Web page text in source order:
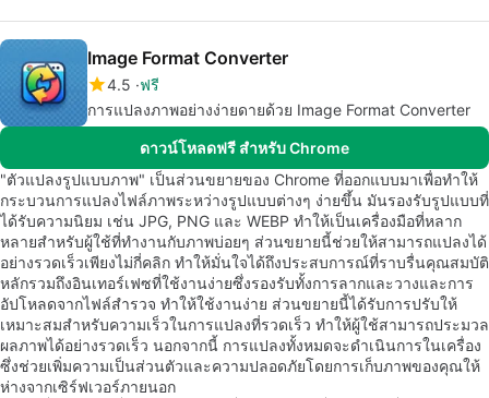
Image Format Converter
4.5 ฟรี
การแปลงภาพอย่างง่ายดายด้วย Image Format Converter
ดาวน์โหลดฟรี สำหรับ Chrome
"ตัวแปลงรูปแบบภาพ" เป็นส่วนขยายของ Chrome ที่ออกแบบมาเพื่อทำให้
กระบวนการแปลงไฟล์ภาพระหว่างรูปแบบต่างๆ ง่ายขึ้น มันรองรับรูปแบบที่
ได้รับความนิยม เช่น JPG, PNG และ WEBP ทำให้เป็นเครื่องมือที่หลาก
หลายสำหรับผู้ใช้ที่ทำงานกับภาพบ่อยๆ ส่วนขยายนี้ช่วยให้สามารถแปลงได้
อย่างรวดเร็วเพียงไม่กี่คลิก ทำให้มั่นใจได้ถึงประสบการณ์ที่ราบรื่นคุณสมบัติ
หลักรวมถึงอินเทอร์เฟซที่ใช้งานง่ายซึ่งรองรับทั้งการลากและวางและการ
อัปโหลดจากไฟล์สำรวจ ทำให้ใช้งานง่าย ส่วนขยายนี้ได้รับการปรับให้
เหมาะสมสำหรับความเร็วในการแปลงที่รวดเร็ว ทำให้ผู้ใช้สามารถประมวล
ผลภาพได้อย่างรวดเร็ว นอกจากนี้ การแปลงทั้งหมดจะดำเนินการในเครื่อง
ซึ่งช่วยเพิ่มความเป็นส่วนตัวและความปลอดภัยโดยการเก็บภาพของคุณให้
ห่างจากเซิร์ฟเวอร์ภายนอก